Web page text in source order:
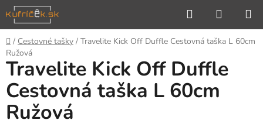
Prejsť
na
obsah
Hľadať
KOŠÍK
Domov
/ Cestovné tašky / Travelite Kick Off Duffle Cestovná taška L 60cm
Ružová
Travelite Kick Off Duffle
Cestovná taška L 60cm
Ružová